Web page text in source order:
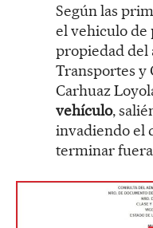
Según las
el vehiculo de
propiedad del
Transportes y
Carhuaz
vehículo,
invadiendo el
terminar